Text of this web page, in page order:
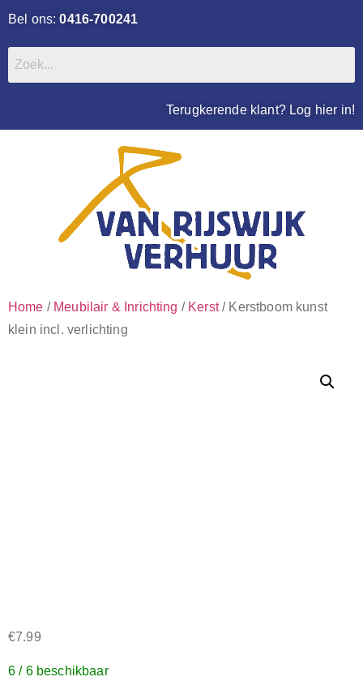
Bel ons:0416-700241
Terugkerende klant? Log hier in!
Home / Meubilair & Inrichting / Kerst/ Kerstboom kunst
klein incl. verlichting
€7.99
6 / 6 beschikbaar